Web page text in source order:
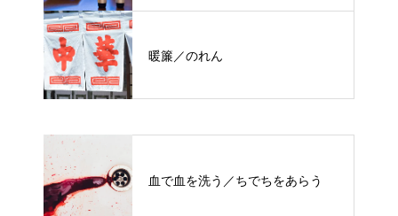
暖簾／のれん
血で血を洗う／ちでちをあらう